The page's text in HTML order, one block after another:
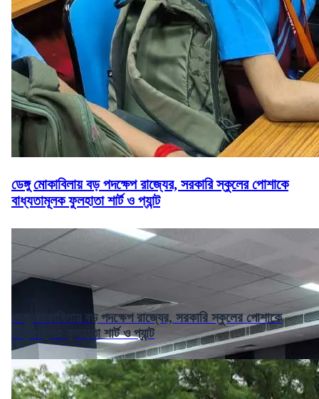
ডেঙ্গু মোকাবিলায় বড় পদক্ষেপ রাজ্যের, সরকারি স্কুলের পোশাকে
বাধ্যতামূলক ফুলহাতা শার্ট ও প্যান্ট
ডেঙ্গু মোকাবিলায় বড় পদক্ষেপ রাজ্যের, সরকারি স্কুলের পোশাকে
বাধ্যতামূলক ফুলহাতা শার্ট ও প্যান্ট